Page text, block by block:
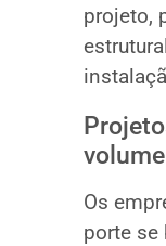
projeto,
volume
Os
porte se